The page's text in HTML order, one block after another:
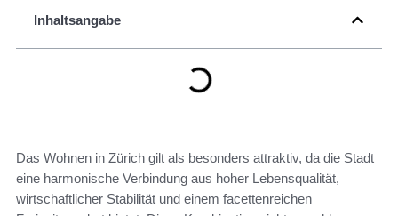
Inhaltsangabe
Das Wohnen in Zürich gilt als besonders attraktiv, da die Stadt
eine harmonische Verbindung aus hoher Lebensqualität,
wirtschaftlicher Stabilität und einem facettenreichen